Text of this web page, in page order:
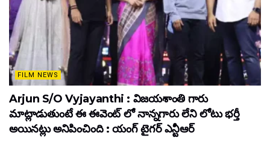
FILM NEWS
Arjun S/O Vyjayanthi : విజయశాంతి గారు
మాట్లాడుతుంటే ఈ ఈవెంట్ లో నాన్నగారు లేని లోటు భర్తీ
అయినట్లు అనిపించింది : యంగ్ టైగర్ ఎన్టీఆర్